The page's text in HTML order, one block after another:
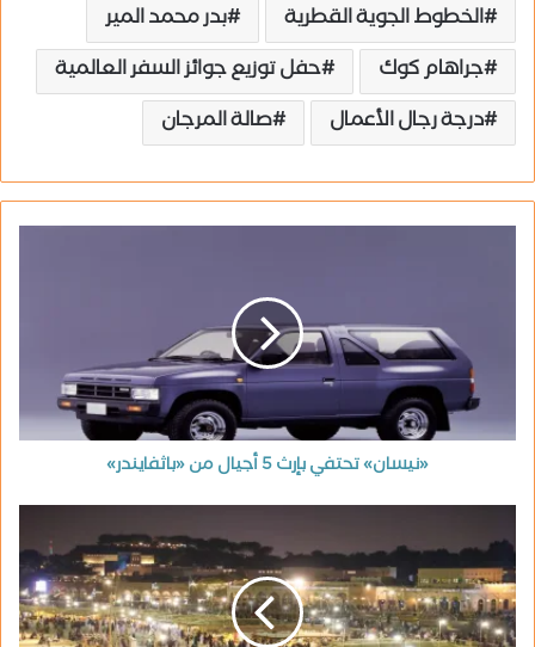
الخطوط الجوية القطرية
بدر محمد المير
جراهام كوك
حفل توزيع جوائز السفر العالمية
درجة رجال الأعمال
صالة المرجان
«نيسان» تحتفي بإرث 5 أجيال من «باثفايندر»